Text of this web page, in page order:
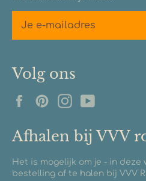
Volg ons
FacebookPinterestInstagram
Afhalen bij VVV
Het is mogelijk om je - in
bestelling af te halen bij VVV